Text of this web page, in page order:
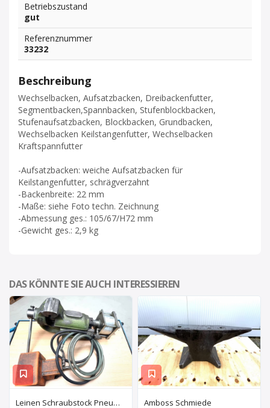
Betriebszustand
gut
Referenznummer
33232
Beschreibung
Wechselbacken, Aufsatzbacken, Dreibackenfutter,
Segmentbacken,Spannbacken, Stufenblockbacken,
Stufenaufsatzbacken, Blockbacken, Grundbacken,
Wechselbacken Keilstangenfutter, Wechselbacken
Kraftspannfutter
-Aufsatzbacken: weiche Aufsatzbacken für
Keilstangenfutter, schrägverzahnt
-Backenbreite: 22 mm
-Maße: siehe Foto techn. Zeichnung
-Abmessung ges.: 105/67/H72 mm
-Gewicht ges.: 2,9 kg
DAS KÖNNTE SIE AUCH INTERESSIEREN
Leinen Schraubstock Pneumatisch Amboss Schmiede